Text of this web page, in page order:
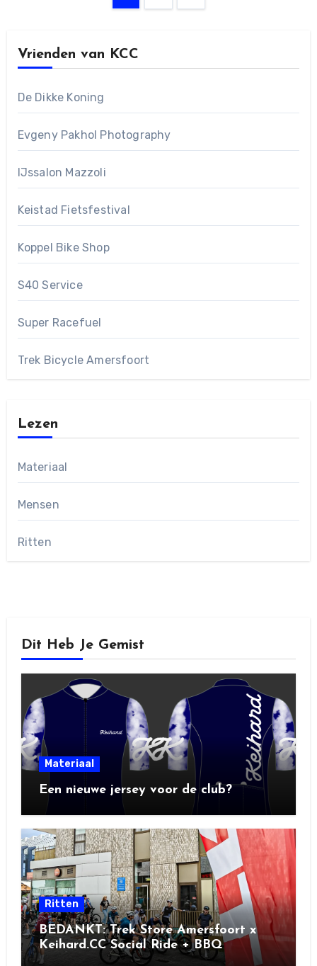
Vrienden van KCC
De Dikke Koning
Evgeny Pakhol Photography
IJssalon Mazzoli
Keistad Fietsfestival
Koppel Bike Shop
S40 Service
Super Racefuel
Trek Bicycle Amersfoort
Lezen
Materiaal
Mensen
Ritten
Dit Heb Je Gemist
Materiaal
Een nieuwe jersey voor de club?
Ritten
BEDANKT: Trek Store Amersfoort x
Keihard.CC Social Ride + BBQ